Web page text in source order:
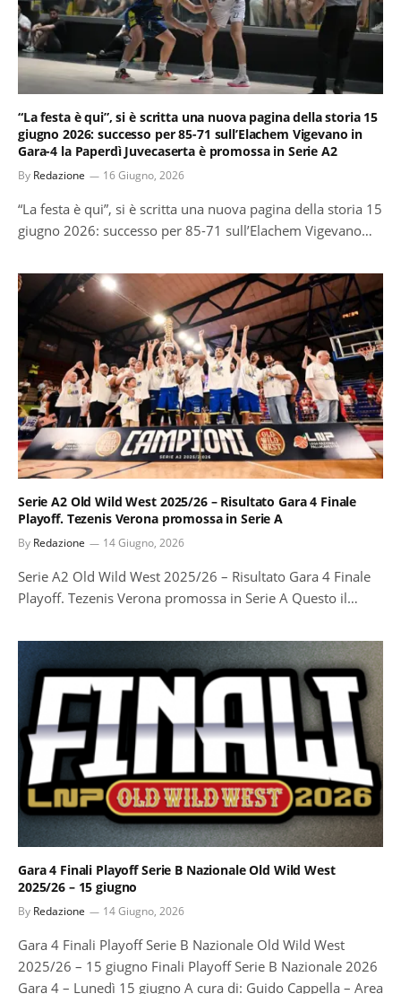
“La festa è qui”, si è scritta una nuova pagina della storia 15
giugno 2026: successo per 85-71 sull’Elachem Vigevano in
Gara-4 la Paperdì Juvecaserta è promossa in Serie A2
By Redazione 16 Giugno, 2026
“La festa è qui”, si è scritta una nuova pagina della storia 15
giugno 2026: successo per 85-71 sull’Elachem Vigevano…
Serie A2 Old Wild West 2025/26 – Risultato Gara 4 Finale
Playoff. Tezenis Verona promossa in Serie A
By Redazione 14 Giugno, 2026
Serie A2 Old Wild West 2025/26 – Risultato Gara 4 Finale
Playoff. Tezenis Verona promossa in Serie A Questo il…
Gara 4 Finali Playoff Serie B Nazionale Old Wild West
2025/26 – 15 giugno
By Redazione 14 Giugno, 2026
Gara 4 Finali Playoff Serie B Nazionale Old Wild West
2025/26 – 15 giugno Finali Playoff Serie B Nazionale 2026
Gara 4 – Lunedì 15 giugno A cura di: Guido Cappella – Area